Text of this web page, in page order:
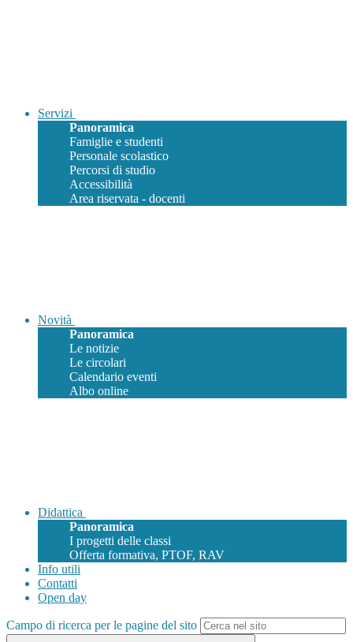
Servizi
Panoramica
Famiglie e studenti
Personale scolastico
Percorsi di studio
Accessibilità
Area riservata - docenti
Novità
Panoramica
Le notizie
Le circolari
Calendario eventi
Albo online
Didattica
Panoramica
I progetti delle classi
Offerta formativa, PTOF, RAV
Info utili
Contatti
Open day
Campo di ricerca per le pagine del sito